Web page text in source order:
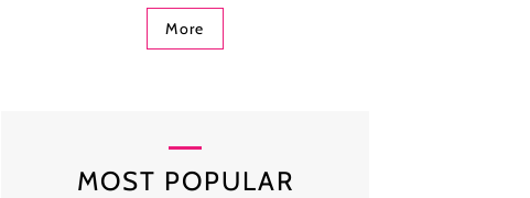
More
MOST POPULAR